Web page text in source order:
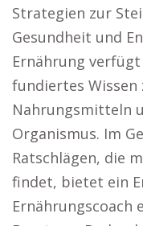
Strategien zur
Gesundheit und
Ernährung
fundiertes Wissen
Nahrungsmitteln
Organismus. Im
Ratschlägen, die
findet, bietet ein
Ernährungscoach